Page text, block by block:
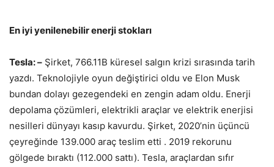
En iyi yenilenebilir enerji stokları
Tesla: – Şirket, 766.11B küresel salgın krizi sırasında tarih
yazdı. Teknolojiyle oyun değiştirici oldu ve Elon Musk
bundan dolayı gezegendeki en zengin adam oldu. Enerji
depolama çözümleri, elektrikli araçlar ve elektrik enerjisi
nesilleri dünyayı kasıp kavurdu. Şirket, 2020’nin üçüncü
çeyreğinde 139.000 araç teslim etti . 2019 rekorunu
gölgede bıraktı (112.000 sattı). Tesla, araçlardan sıfır